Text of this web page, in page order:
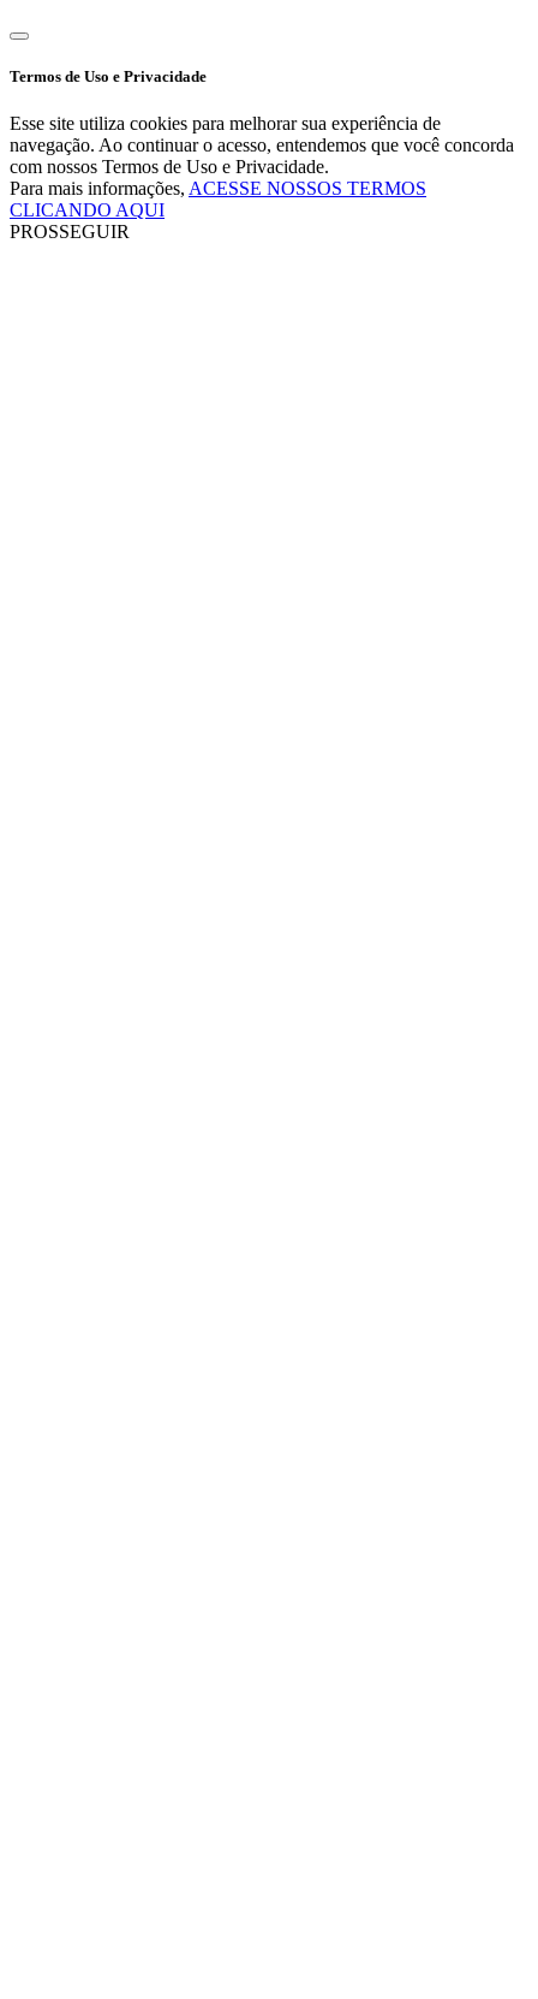
Termos de Uso e Privacidade
Esse site utiliza cookies para melhorar sua experiência de
navegação. Ao continuar o acesso, entendemos que você concorda
com nossos Termos de Uso e Privacidade.
Para mais informações, ACESSE NOSSOS TERMOS
CLICANDO AQUI
PROSSEGUIR